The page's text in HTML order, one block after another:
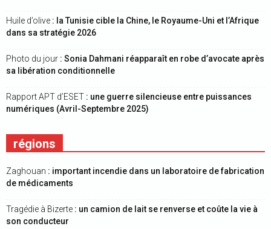
Huile d’olive : la Tunisie cible la Chine, le Royaume-Uni et l’Afrique
dans sa stratégie 2026
Photo du jour : Sonia Dahmani réapparaît en robe d’avocate après
sa libération conditionnelle
Rapport APT d’ESET : une guerre silencieuse entre puissances
numériques (Avril-Septembre 2025)
régions
Zaghouan : important incendie dans un laboratoire de fabrication
de médicaments
Tragédie à Bizerte : un camion de lait se renverse et coûte la vie à
son conducteur